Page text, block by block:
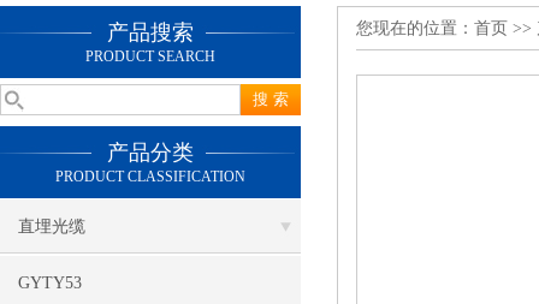
产品搜索
PRODUCT SEARCH
产品分类
PRODUCT CLASSIFICATION
直埋光缆
GYTY53
您现在的位置： 首页 >>